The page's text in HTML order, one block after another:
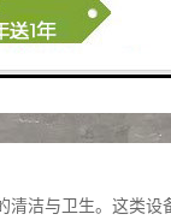
洁与卫生。这类设